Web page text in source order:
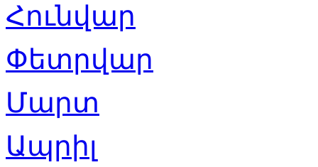
Հունվար
Փետրվար
Մարտ
Ապրիլ